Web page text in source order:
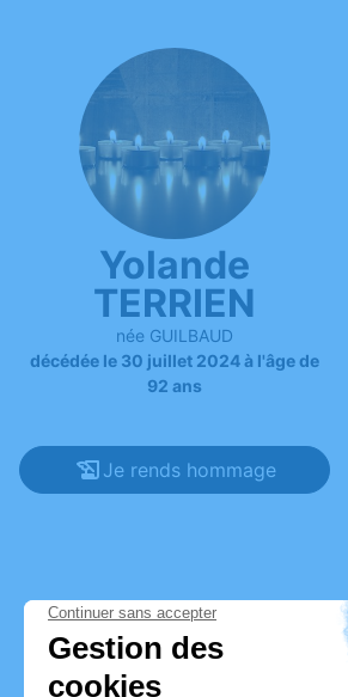
Yolande
TERRIEN
née GUILBAUD
décédée le 30 juillet 2024 à l'âge de
92 ans
Je rends hommage